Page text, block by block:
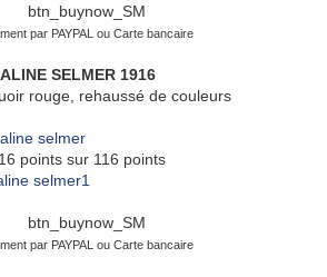
par PAYPAL ou Carte bancaire
ALINE SELMER 1916
rouge, rehaussé de couleurs
points sur 116 points
par PAYPAL ou Carte bancaire